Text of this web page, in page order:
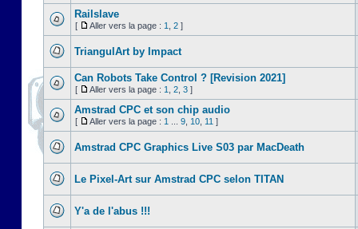
Railslave
[ Aller vers la page : 1 2 ]
TriangulArt by Impact
Can Robots Take Control ? [Revision 2021]
[ Aller vers la page : 1 2 3 ]
Amstrad CPC et son chip audio
[ Aller vers la page : 1 9 10 11 ]
Amstrad CPC Graphics Live S03 par MacDeath
Le Pixel-Art sur Amstrad CPC selon TITAN
Y'a de l'abus !!!